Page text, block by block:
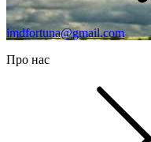
imdfortuna@gmail.com
Про нас